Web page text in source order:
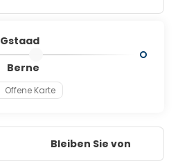
Gstaad
Berne
Offene Karte
Bleiben Sie von